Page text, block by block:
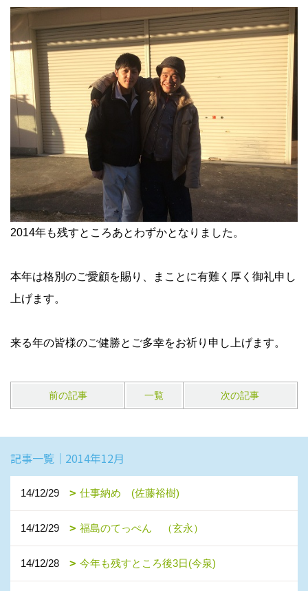
2014年も残すところあとわずかとなりました。
本年は格別のご愛顧を賜り、まことに有難く厚く御礼申し
上げます。
来る年の皆様のご健勝とご多幸をお祈り申し上げます。
前の記事 一覧 次の記事
記事一覧｜2014年12月
14/12/29 仕事納め (佐藤裕樹)
14/12/29 福島のてっぺん （玄永）
14/12/28 今年も残すところ後3日(今泉)